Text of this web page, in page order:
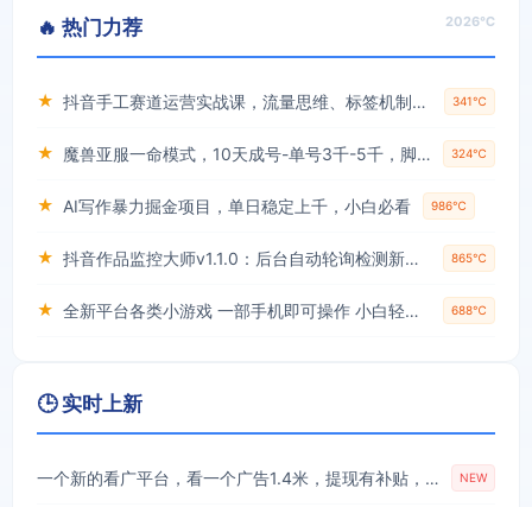
🔥 热门力荐 2026℃
★ 抖音手工赛道运营实战课，流量思维、标签机制、垂直定位，解决不起号难题，单月变现破3万 341℃
★ 魔兽亚服一命模式，10天成号-单号3千-5千，脚本全自动操作，保姆级教学【揭秘】 324℃
★ AI写作暴力掘金项目，单日稳定上千，小白必看 986℃
★ 抖音作品监控大师v1.1.0：后台自动轮询检测新作品，自动下载无水印视频、作品封面到本地 865℃
★ 全新平台各类小游戏 一部手机即可操作 小白轻松上手 长期稳定 居家月入过万！！！ 688℃
🕒 实时上新
一个新的看广平台，看一个广告1.4米，提现有补贴，零门槛无脑操作，特别适合长期做【揭秘】 NEW